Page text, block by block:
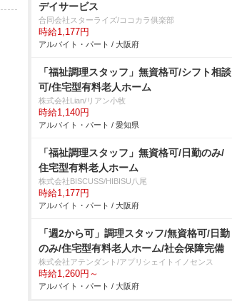
デイサービス
合同会社スターライズ/ココカラ俱楽部
時給1,177円
アルバイト・パート / 大阪府
「福祉調理スタッフ」無資格可/シフト相談
可/住宅型有料老人ホーム
株式会社Lian/リアン小牧
時給1,140円
アルバイト・パート / 愛知県
「福祉調理スタッフ」無資格可/日勤のみ/
住宅型有料老人ホーム
株式会社BISCUSS/HIBISU八尾
時給1,177円
アルバイト・パート / 大阪府
「週2から可」調理スタッフ/無資格可/日勤
のみ/住宅型有料老人ホーム/社会保障完備
株式会社アテンダント/アプリシェイトイノセンス
時給1,260円～
アルバイト・パート / 大阪府